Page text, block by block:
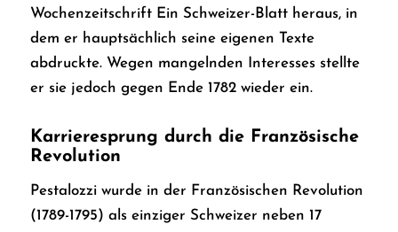
Wochenzeitschrift Ein Schweizer-Blattheraus, in
dem er hauptsächlich seine eigenen Texte
abdruckte. Wegen mangelnden Interesses stellte
er sie jedoch gegen Ende 1782 wieder ein.
Karrieresprung durch die Französische
Revolution
Pestalozzi wurde in der Französischen Revolution
(1789-1795) als einziger Schweizer neben 17